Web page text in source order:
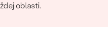
oblasti.